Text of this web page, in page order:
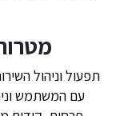
4.
עם המשתמש